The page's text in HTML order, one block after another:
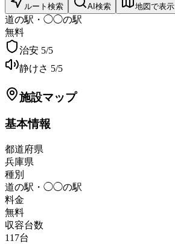
ルート検索 AI検索 地図で表示
道の駅・◯◯の駅
無料
治安 5/5
静けさ 5/5
施設マップ
基本情報
都道府県
兵庫県
種別
道の駅・◯◯の駅
料金
無料
収容台数
117台